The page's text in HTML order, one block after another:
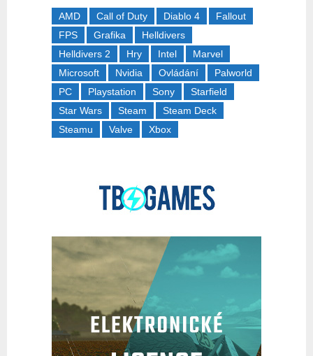
AMD Call of Duty Diablo 4
Fallout
FPS
Grafika
Helldivers
Helldivers 2
Hry Intel
Marvel
Microsoft
Nvidia Ovládání
Palworld
PC
Playstation Sony
Starfield
Star Wars
Steam
Steam Deck
Steamu
Valve Xbox